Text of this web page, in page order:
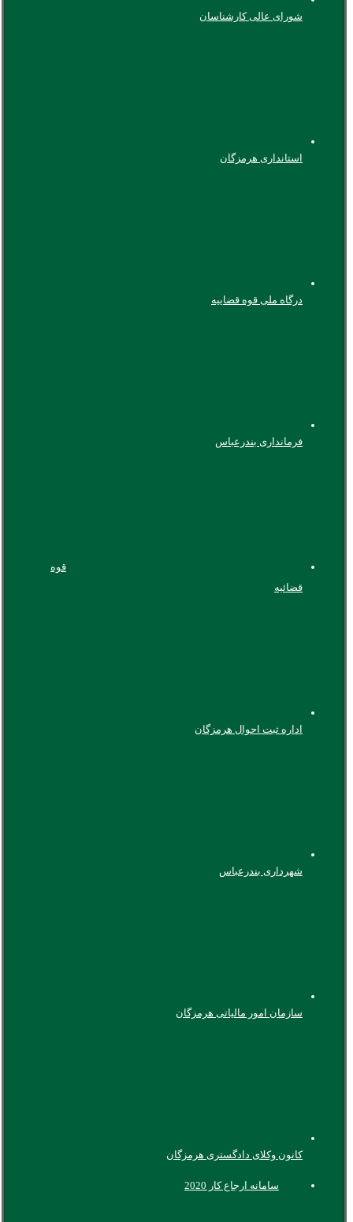
شورای عالی کارشناسان
استانداری هرمزگان
درگاه ملی قوه قضاییه
فرمانداری بندرعباس
قوه
قضائیه
اداره ثبت احوال هرمزگان
شهرداری بندرعباس
سازمان امور مالیاتی هرمزگان
کانون وکلای دادگستری هرمزگان
سامانه ارجاع کار 2020